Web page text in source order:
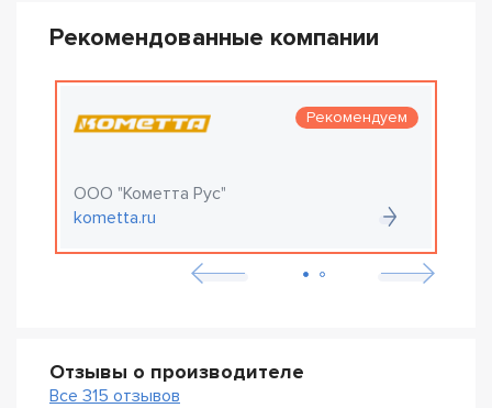
Рекомендованные компании
Рекомендуем
ООО "Кометта Рус"
kometta.ru
Отзывы о производителе
Все 315 отзывов